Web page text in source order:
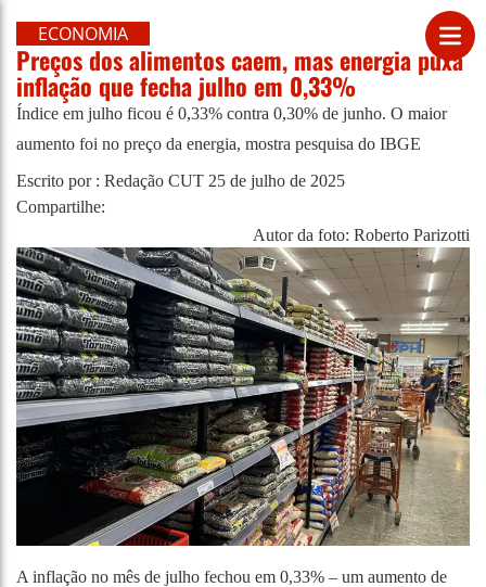
ECONOMIA
Preços dos alimentos caem, mas energia puxa
inflação que fecha julho em 0,33%
Índice em julho ficou é 0,33% contra 0,30% de junho. O maior
aumento foi no preço da energia, mostra pesquisa do IBGE
Escrito por : Redação CUT 25 de julho de 2025
Compartilhe:
Autor da foto: Roberto Parizotti
A inflação no mês de julho fechou em 0,33% – um aumento de